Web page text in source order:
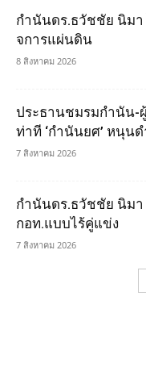
กำนันดร.ธวัชชัย นิมา
จการแผ่นดิน
8 สิงหาคม 2026
ประธานชมรมกำนัน-
ท่าที ‘กำนันยศ’ หนุน
7 สิงหาคม 2026
กำนันดร.ธวัชชัย นิมา
กอท.แบบไร้คู่แข่ง
7 สิงหาคม 2026